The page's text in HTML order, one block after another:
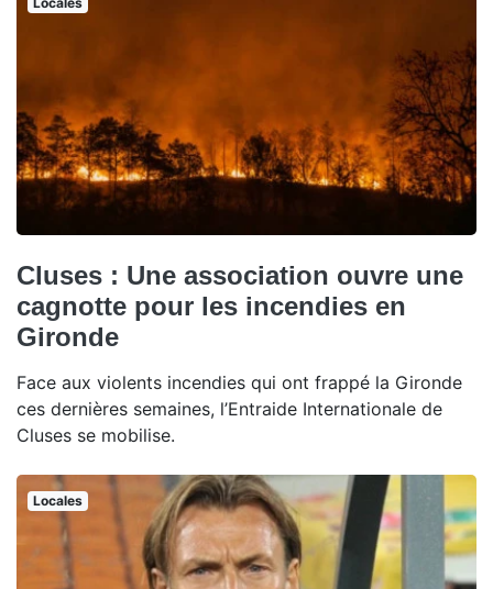
Cluses : Une association ouvre une
cagnotte pour les incendies en
Gironde
Face aux violents incendies qui ont frappé la Gironde
ces dernières semaines, l’Entraide Internationale de
Cluses se mobilise.
Locales